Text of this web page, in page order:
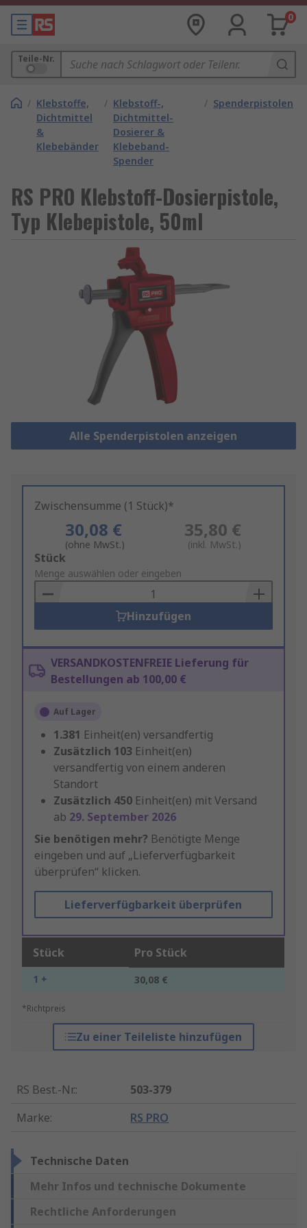
0
Teile-Nr.
/ Klebstoffe,
Dichtmittel
&
Klebebänder
/ Klebstoff-,
Dichtmittel-
Dosierer &
Klebeband-
Spender
/ Spenderpistolen
RS PRO Klebstoff-Dosierpistole,
Typ Klebepistole, 50ml
Alle Spenderpistolen anzeigen
Zwischensumme (1 Stück)*
30,08 €
(ohne MwSt.)
35,80 €
(inkl. MwSt.)
Add
to
Basket
Stück
Menge auswählen oder eingeben
Hinzufügen
VERSANDKOSTENFREIE Lieferung für
Bestellungen ab 100,00 €
Auf Lager
1.381 Einheit(en) versandfertig
Zusätzlich 103 Einheit(en)
versandfertig von einem anderen
Standort
Zusätzlich 450 Einheit(en) mit Versand
ab 29. September 2026
Sie benötigen mehr? Benötigte Menge
eingeben und auf „Lieferverfügbarkeit
überprüfen“ klicken.
Lieferverfügbarkeit überprüfen
Stück Pro Stück
1 + 30,08 €
*Richtpreis
Zu einer Teileliste hinzufügen
RS Best.-Nr.:
503-379
Marke: RS PRO
Technische Daten
Mehr Infos und technische Dokumente
Rechtliche Anforderungen